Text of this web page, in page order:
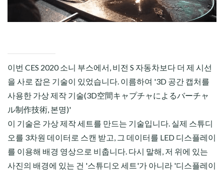
이번 CES 2020 소니 부스에서, 비전 S 자동차보다 더 제 시선
을 사로 잡은 기술이 있었습니다. 이름하여 '3D 공간 캡처를
사용한 가상 제작 기술(3D空間キャプチャによるバーチャ
ル制作技術, 본명)'
이 기술은 가상 제작 세트를 만드는 기술입니다. 실제 스튜디
오를 3차원 데이터로 스캔 받고, 그 데이터를 LED 디스플레이
를 이용해 배경 영상으로 비춥니다. 다시 말해, 저 위에 있는
사진의 배경에 있는 건 '스튜디오 세트'가 아니라 '디스플레이